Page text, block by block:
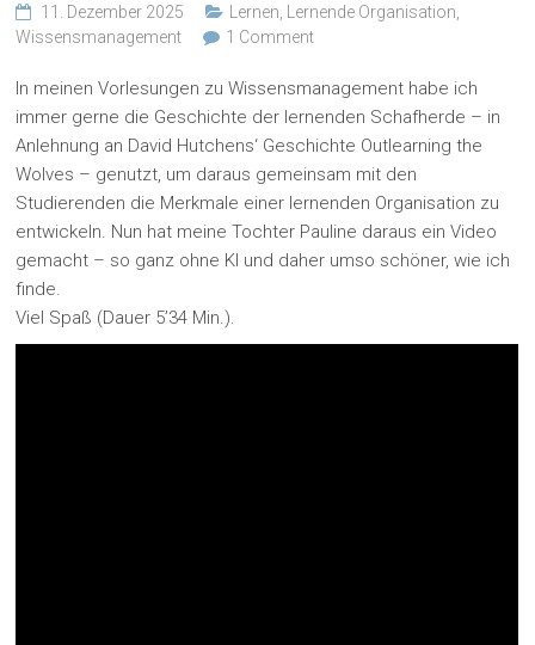
11. Dezember 2025 Lernen Lernende Organisation
Wissensmanagement
1 Comment
In meinen Vorlesungen zu Wissensmanagement habe ich
immer gerne die Geschichte der lernenden Schafherde – in
Anlehnung an David Hutchens‘ Geschichte Outlearning the
Wolves – genutzt, um daraus gemeinsam mit den
Studierenden die Merkmale einer lernenden Organisation zu
entwickeln. Nun hat meine Tochter Pauline daraus ein Video
gemacht – so ganz ohne KI und daher umso schöner, wie ich
finde.
Viel Spaß (Dauer 5’34 Min.).